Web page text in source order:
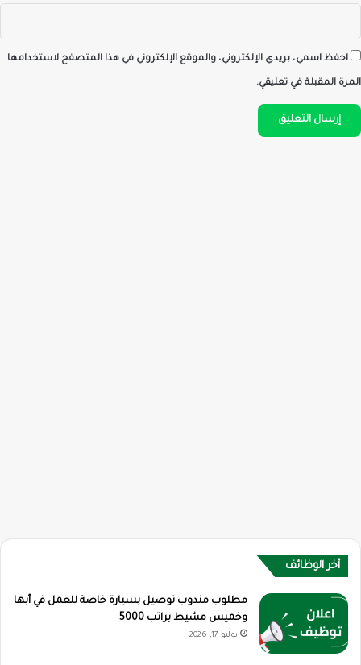
احفظ اسمي، بريدي الإلكتروني، والموقع الإلكتروني في هذا المتصفح لاستخدامها
المرة المقبلة في تعليقي.
أخر الوظائف
مطلوب مندوب توصيل بسيارة خاصة للعمل في أبها
وخميس مشيط براتب 5000
يوليو 17, 2026